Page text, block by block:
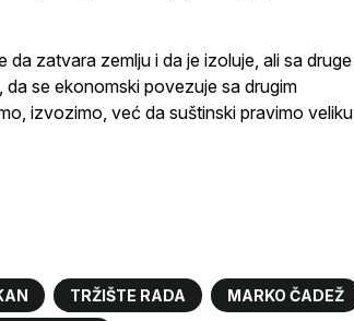
da zatvara zemlju i da je izoluje, ali sa druge
da se ekonomski povezuje sa drugim
izvozimo, već da suštinski pravimo veliku
TRŽIŠTE RADA MARKO ČADEŽ